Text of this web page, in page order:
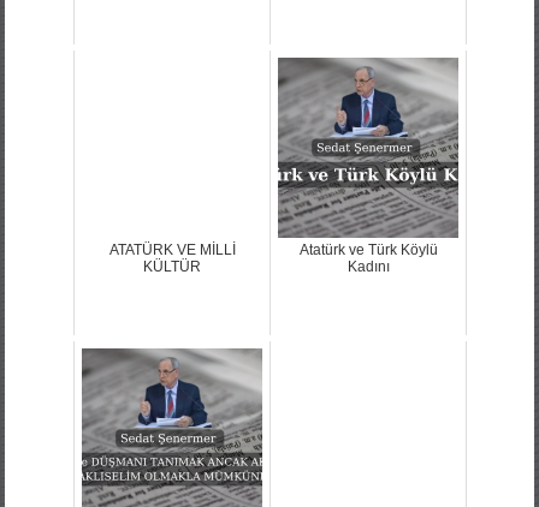
ATATÜRK VE MİLLİ
KÜLTÜR
Atatürk ve Türk Köylü
Kadını